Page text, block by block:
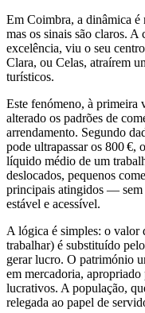
Em Coimbra, a dinâmica é
mas os sinais são claros.
excelência, viu o seu
Clara, ou Celas, atraírem
turísticos.
Este fenómeno, à primeira
alterado os padrões de
arrendamento. Segundo
pode ultrapassar os 800 €,
líquido médio de um
deslocados, pequenos
principais atingidos — sem
estável e acessível.
A lógica é simples: o valor
trabalhar) é substituído
gerar lucro. O património
em mercadoria,
lucrativos. A população,
relegada ao papel de